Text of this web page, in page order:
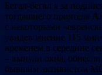
Бегал-бегал я за
тогдашнего приятеля
с некоторыми
увидев мнение 115
временем в середине
– вынули окна,
бывшим активистом